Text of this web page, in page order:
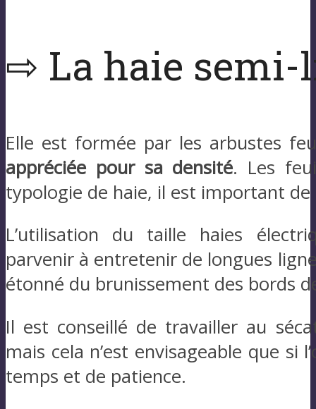
⇨ La haie semi-
Elle est formée par les arbustes
appréciée pour sa densité. Les
typologie de haie, il est important de
L’utilisation du taille haies
parvenir à entretenir de longues
étonné du brunissement des bords
Il est conseillé de travailler au
mais cela n’est envisageable que si
temps et de patience.